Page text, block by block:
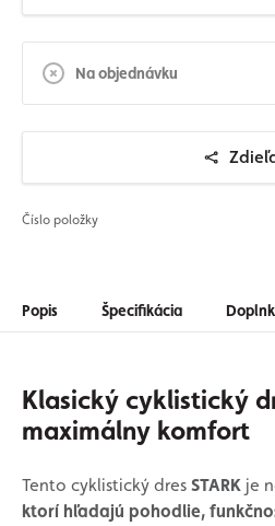
Na objednávku
Číslo položky
Popis Špecifikácia
Klasický cyklistický
maximálny komfort
Tento cyklistický dres STARK je
ktorí hľadajú pohodlie,